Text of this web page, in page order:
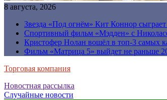
8 августа, 2026
Звезда «Под огнём» Кит Коннор
Спортивный фильм «Мэдден» с
Кристофер Нолан вошёл в топ-3 самых
Фильм «Матрица 5» выйдет не раньше
Торговая компания
Новостная рассылка
Случайные новости